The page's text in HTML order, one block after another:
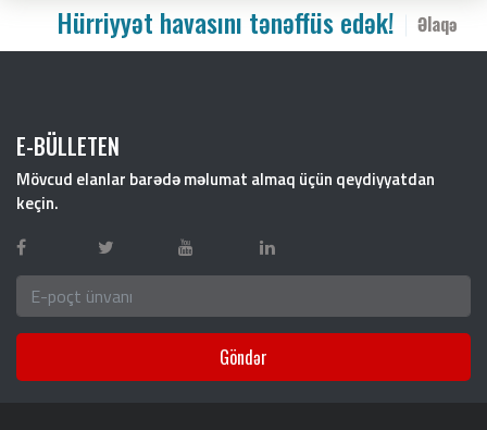
Hürriyyət havasını tənəffüs edək! Əlaqə
E-BÜLLETEN
Mövcud elanlar barədə məlumat almaq üçün qeydiyyatdan
keçin.
Göndər